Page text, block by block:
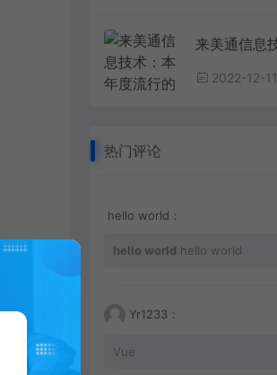
2022-12-11
热门评论
hello world：
hello world hello world
Yr1233：
Vue